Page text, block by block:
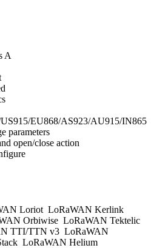
A
EU868/AS923/AU915/IN865
parameters
open/close action
Loriot LoRaWAN Kerlink
Orbiwise LoRaWAN Tektelic
TTI/TTN v3 LoRaWAN
LoRaWAN Helium